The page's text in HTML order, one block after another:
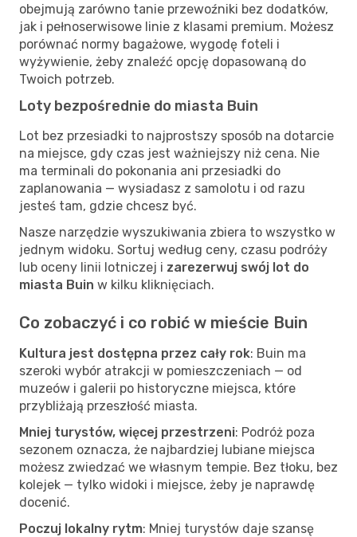
obejmują zarówno tanie przewoźniki bez dodatków,
jak i pełnoserwisowe linie z klasami premium. Możesz
porównać normy bagażowe, wygodę foteli i
wyżywienie, żeby znaleźć opcję dopasowaną do
Twoich potrzeb.
Loty bezpośrednie do miasta Buin
Lot bez przesiadki to najprostszy sposób na dotarcie
na miejsce, gdy czas jest ważniejszy niż cena. Nie
ma terminali do pokonania ani przesiadki do
zaplanowania — wysiadasz z samolotu i od razu
jesteś tam, gdzie chcesz być.
Nasze narzędzie wyszukiwania zbiera to wszystko w
jednym widoku. Sortuj według ceny, czasu podróży
lub oceny linii lotniczej i zarezerwuj swój lot do
miasta Buin w kilku kliknięciach.
Co zobaczyć i co robić w mieście Buin
Kultura jest dostępna przez cały rok: Buin ma
szeroki wybór atrakcji w pomieszczeniach — od
muzeów i galerii po historyczne miejsca, które
przybliżają przeszłość miasta.
Mniej turystów, więcej przestrzeni: Podróż poza
sezonem oznacza, że najbardziej lubiane miejsca
możesz zwiedzać we własnym tempie. Bez tłoku, bez
kolejek — tylko widoki i miejsce, żeby je naprawdę
docenić.
Poczuj lokalny rytm: Mniej turystów daje szansę